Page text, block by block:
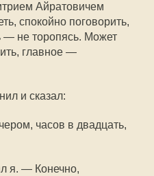
Айратовичем
спокойно поговорить,
— не торопясь. Может
главное —
и сказал:
часов в двадцать,
я. — Конечно,